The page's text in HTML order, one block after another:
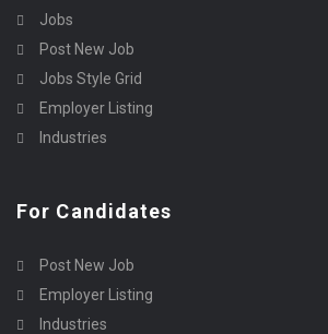
Jobs
Post New Job
Jobs Style Grid
Employer Listing
Industries
For Candidates
Post New Job
Employer Listing
Industries